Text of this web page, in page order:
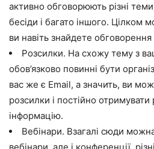
активно обговорюють різні
бесіди і багато іншого.
ви навіть знайдете обговорення
Розсилки. На схожу тему з
обов’язково повинні бути
вас же є Email, а значить, ви
розсилки і постійно отримувати
інформацію.
Вебінари. Взагалі сюди